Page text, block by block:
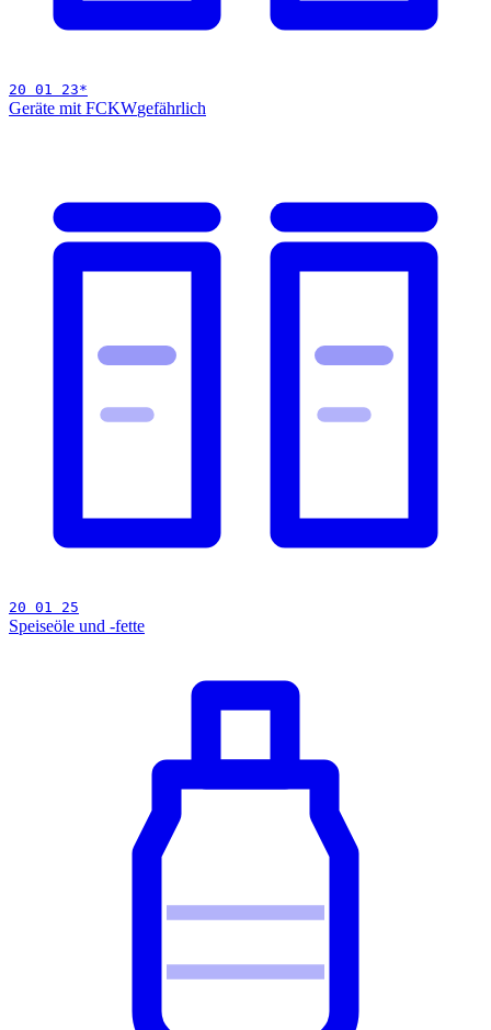
20 01 23*
Geräte mit FCKWgefährlich
20 01 25
Speiseöle und -fette